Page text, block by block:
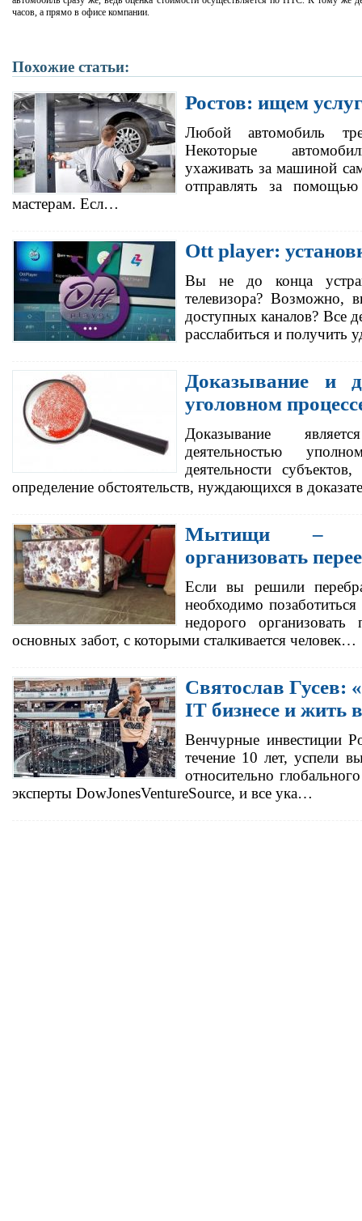
часов, а прямо в офисе компании.
Похожие статьи:
Ростов: ищем
Любой автомобиль
Некоторые
ухаживать за машиной
отправлять за
мастерам. Есл…
Ott player:
Вы не до конца
телевизора? Возможно,
доступных каналов? Все
расслабиться и получить
Доказывание и
уголовном
Доказывание
деятельностью
деятельности
определение обстоятельств, нуждающихся в
Мытищи –
организовать
Если вы решили
необходимо
недорого
основных забот, с которыми сталкивается человек…
Святослав Гусев:
IT бизнесе и жить
Венчурные инвестиции
течение 10 лет, успели
относительно
эксперты DowJonesVentureSource, и все ука…